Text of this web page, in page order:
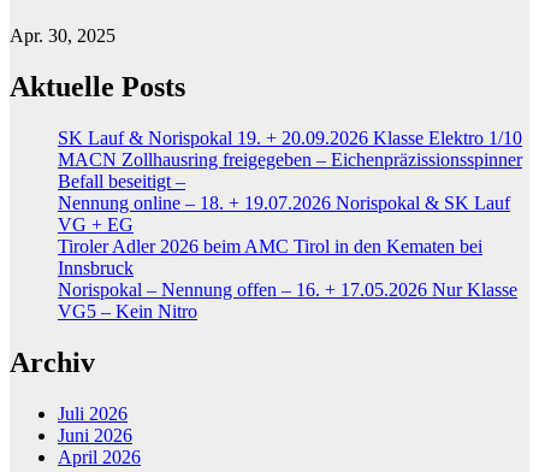
Apr. 30, 2025
Aktuelle Posts
SK Lauf & Norispokal 19. + 20.09.2026 Klasse Elektro 1/10
MACN Zollhausring freigegeben – Eichenpräzissionsspinner
Befall beseitigt –
Nennung online – 18. + 19.07.2026 Norispokal & SK Lauf
VG + EG
Tiroler Adler 2026 beim AMC Tirol in den Kematen bei
Innsbruck
Norispokal – Nennung offen – 16. + 17.05.2026 Nur Klasse
VG5 – Kein Nitro
Archiv
Juli 2026
Juni 2026
April 2026